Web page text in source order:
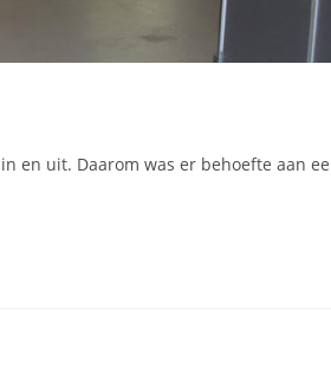
en uit. Daarom was er behoefte aan